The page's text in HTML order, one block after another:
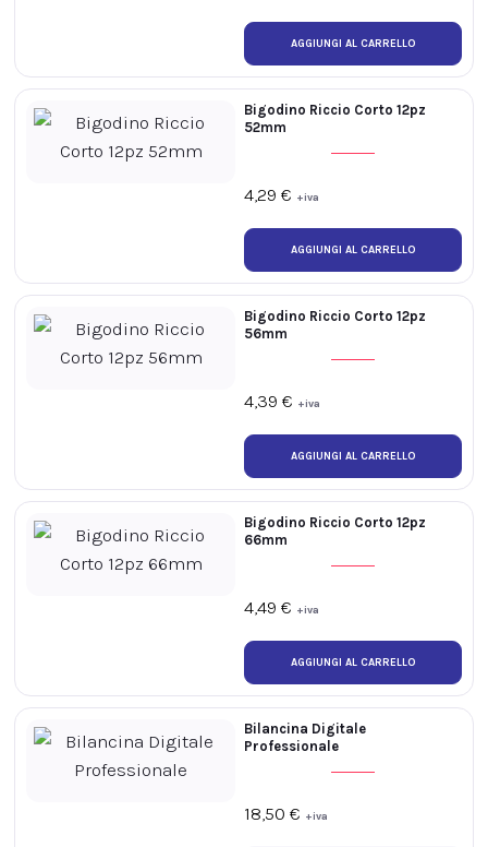
4,29 € +iva
Bigodino Riccio Corto 12pz
52mm
4,39 € +iva
Bigodino Riccio Corto 12pz
56mm
4,49 € +iva
Bigodino Riccio Corto 12pz
66mm
18,50 € +iva
Bilancina Digitale
Professionale